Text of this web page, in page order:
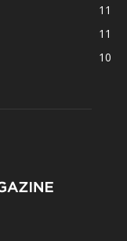
11
11
10